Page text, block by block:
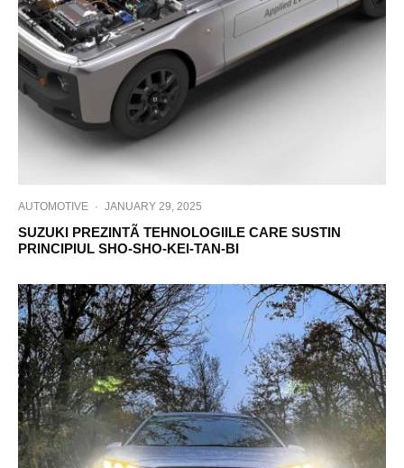
AUTOMOTIVE · JANUARY 29, 2025
SUZUKI PREZINTÃ TEHNOLOGIILE CARE SUSTIN
PRINCIPIUL SHO-SHO-KEI-TAN-BI